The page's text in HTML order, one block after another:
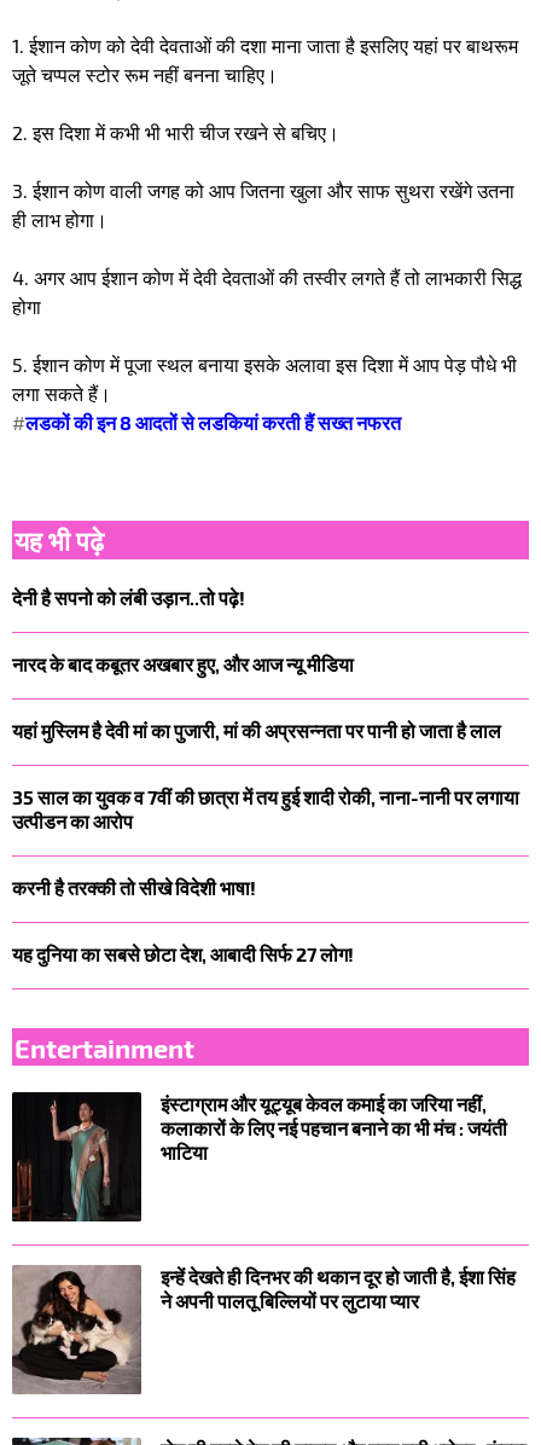
1. ईशान कोण को देवी देवताओं की दशा माना जाता है इसलिए यहां पर बाथरूम
जूते चप्पल स्टोर रूम नहीं बनना चाहिए।
2. इस दिशा में कभी भी भारी चीज रखने से बचिए।
3. ईशान कोण वाली जगह को आप जितना खुला और साफ सुथरा रखेंगे उतना
ही लाभ होगा।
4. अगर आप ईशान कोण में देवी देवताओं की तस्वीर लगते हैं तो लाभकारी सिद्ध
होगा
5. ईशान कोण में पूजा स्थल बनाया इसके अलावा इस दिशा में आप पेड़ पौधे भी
लगा सकते हैं।
#लडकों की इन 8 आदतों से लडकियां करती हैं सख्त नफरत
यह भी पढ़े
देनी है सपनो को लंबी उड़ान..तो पढ़े!
नारद के बाद कबूतर अखबार हुए, और आज न्यू मीडिया
यहां मुस्लिम है देवी मां का पुजारी, मां की अप्रसन्नता पर पानी हो जाता है लाल
35 साल का युवक व 7वीं की छात्रा में तय हुई शादी रोकी, नाना-नानी पर लगाया
उत्पीडन का आरोप
करनी है तरक्की तो सीखे विदेशी भाषा!
यह दुनिया का सबसे छोटा देश, आबादी सिर्फ 27 लोग!
Entertainment
इंस्टाग्राम और यूट्यूब केवल कमाई का जरिया नहीं,
कलाकारों के लिए नई पहचान बनाने का भी मंच : जयंती
भाटिया
इन्हें देखते ही दिनभर की थकान दूर हो जाती है, ईशा सिंह
ने अपनी पालतू बिल्लियों पर लुटाया प्यार